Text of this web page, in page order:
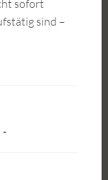
sofort
sind –